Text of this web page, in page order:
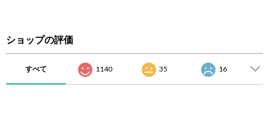
ショップの評価
すべて 1140 35 16